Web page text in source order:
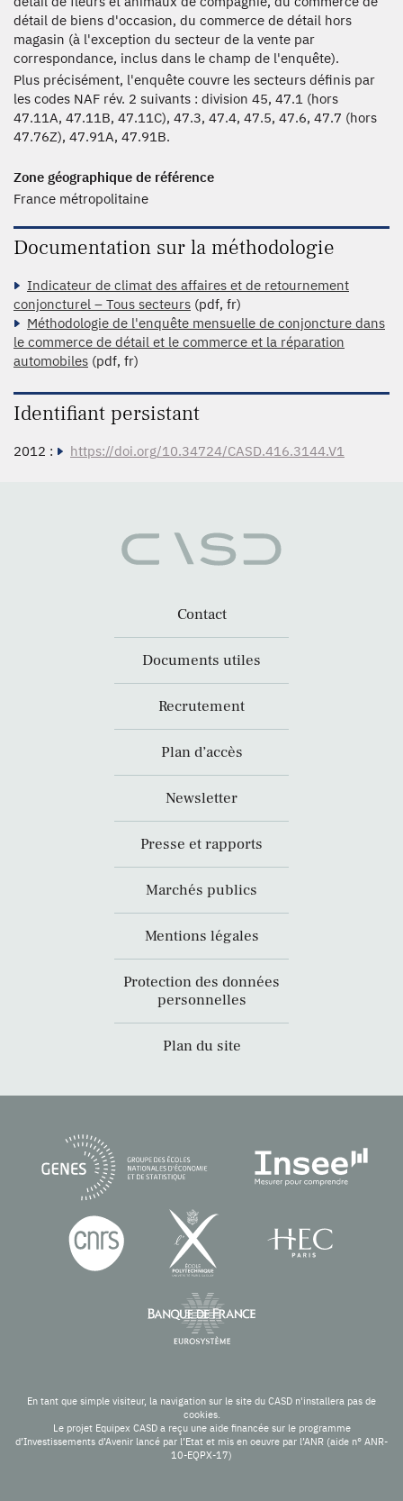
détail de biens d'occasion, du commerce de détail hors
magasin (à l'exception du secteur de la vente par
correspondance, inclus dans le champ de l'enquête).
Plus précisément, l'enquête couvre les secteurs définis par
les codes NAF rév. 2 suivants : division 45, 47.1 (hors
47.11A, 47.11B, 47.11C), 47.3, 47.4, 47.5, 47.6, 47.7 (hors
47.76Z), 47.91A, 47.91B.
Zone géographique de référence
France métropolitaine
Documentation sur la méthodologie
Indicateur de climat des affaires et de retournement
conjoncturel – Tous secteurs (pdf, fr)
Méthodologie de l'enquête mensuelle de conjoncture dans
le commerce de détail et le commerce et la réparation
automobiles (pdf, fr)
Identifiant persistant
2012 : https://doi.org/10.34724/CASD.416.3144.V1
Contact
Documents utiles
Recrutement
Plan d’accès
Newsletter
Presse et rapports
Marchés publics
Mentions légales
Protection des données
personnelles
Plan du site
En tant que simple visiteur, la navigation sur le site du CASD n'installera pas de
cookies.
Le projet Equipex CASD a reçu une aide financée sur le programme
d’Investissements d’Avenir lancé par l’Etat et mis en oeuvre par l’ANR (aide n° ANR-
10-EQPX-17)